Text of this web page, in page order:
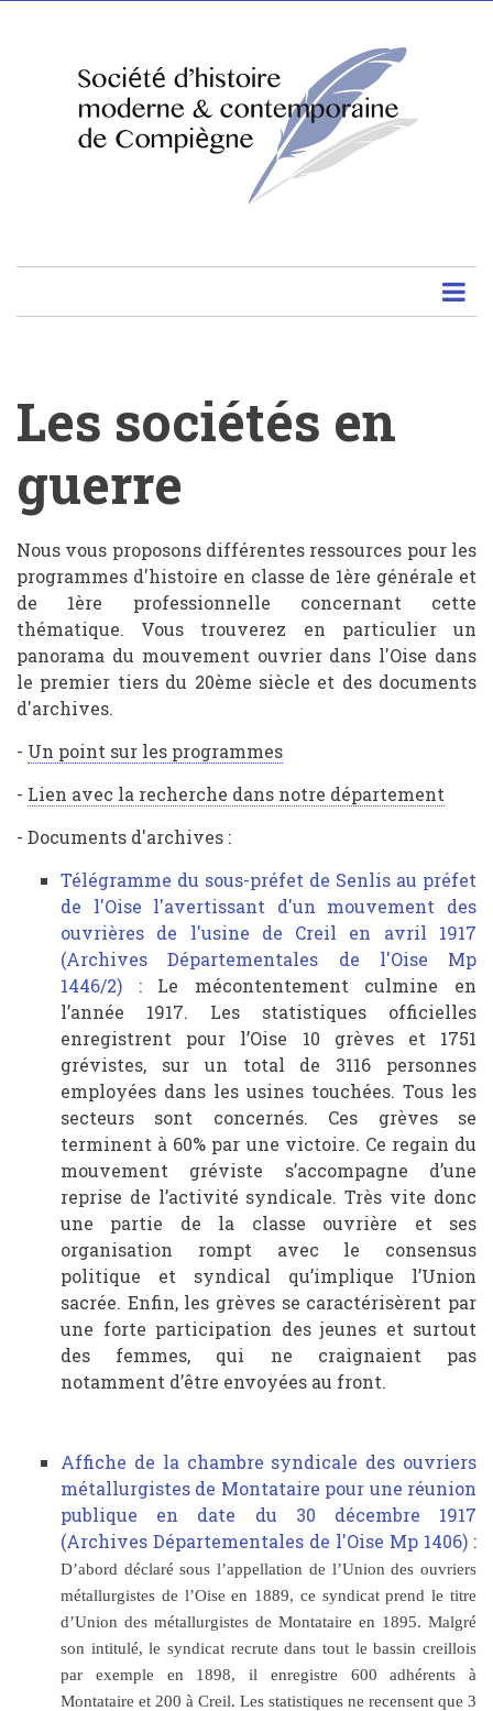
principal
Les sociétés en
guerre
Les
sociétés
en
guerre
Nous vous proposons différentes ressources pour les
programmes d'histoire en classe de 1ère générale et
de 1ère professionnelle concernant cette
thématique. Vous trouverez en particulier un
panorama du mouvement ouvrier dans l'Oise dans
le premier tiers du 20ème siècle et des documents
d'archives.
- Un point sur les programmes
- Lien avec la recherche dans notre département
- Documents d'archives :
Télégramme du sous-préfet de Senlis au préfet
de l'Oise l'avertissant d'un mouvement des
ouvrières de l'usine de Creil en avril 1917
(Archives Départementales de l'Oise Mp
1446/2) : Le mécontentement culmine en
l’année 1917. Les statistiques officielles
enregistrent pour l’Oise 10 grèves et 1751
grévistes, sur un total de 3116 personnes
employées dans les usines touchées. Tous les
secteurs sont concernés. Ces grèves se
terminent à 60% par une victoire. Ce regain du
mouvement gréviste s’accompagne d’une
reprise de l’activité syndicale. Très vite donc
une partie de la classe ouvrière et ses
organisation rompt avec le consensus
politique et syndical qu’implique l’Union
sacrée. Enfin, les grèves se caractérisèrent par
une forte participation des jeunes et surtout
des femmes, qui ne craignaient pas
notamment d’être envoyées au front.
Affiche de la chambre syndicale des ouvriers
métallurgistes de Montataire pour une réunion
publique en date du 30 décembre 1917
(Archives Départementales de l'Oise Mp 1406) :
D’abord déclaré sous l’appellation de l’Union des ouvriers
métallurgistes de l’Oise en 1889, ce syndicat prend le titre
d’Union des métallurgistes de Montataire en 1895. Malgré
son intitulé, le syndicat recrute dans tout le bassin creillois
par exemple en 1898, il enregistre 600 adhérents à
Montataire et 200 à Creil. Les statistiques ne recensent que 3